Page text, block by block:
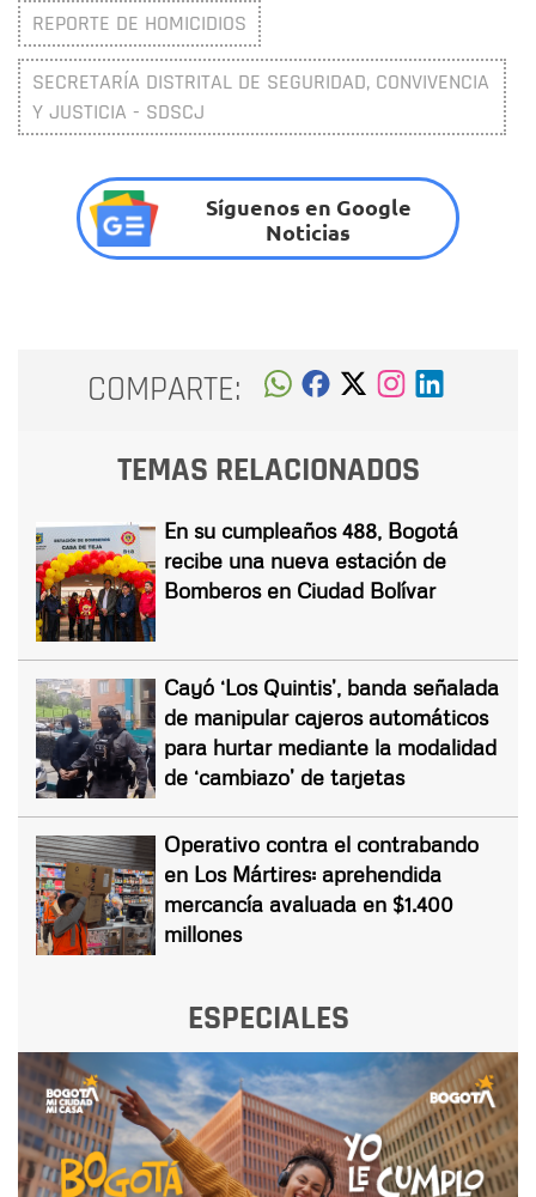
REPORTE DE HOMICIDIOS
SECRETARÍA DISTRITAL DE SEGURIDAD, CONVIVENCIA
Y JUSTICIA - SDSCJ
Síguenos en Google
Noticias
COMPARTE:
TEMAS RELACIONADOS
En su cumpleaños 488, Bogotá
recibe una nueva estación de
Bomberos en Ciudad Bolívar
Cayó ‘Los Quintis’, banda señalada
de manipular cajeros automáticos
para hurtar mediante la modalidad
de ‘cambiazo’ de tarjetas
Operativo contra el contrabando
en Los Mártires: aprehendida
mercancía avaluada en $1.400
millones
ESPECIALES